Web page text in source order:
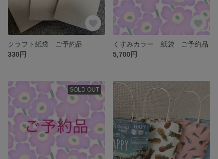
クラフト紙袋 ご予約品
330円
くすみカラー 紙袋 ご予約品
5,700円
SOLD OUT